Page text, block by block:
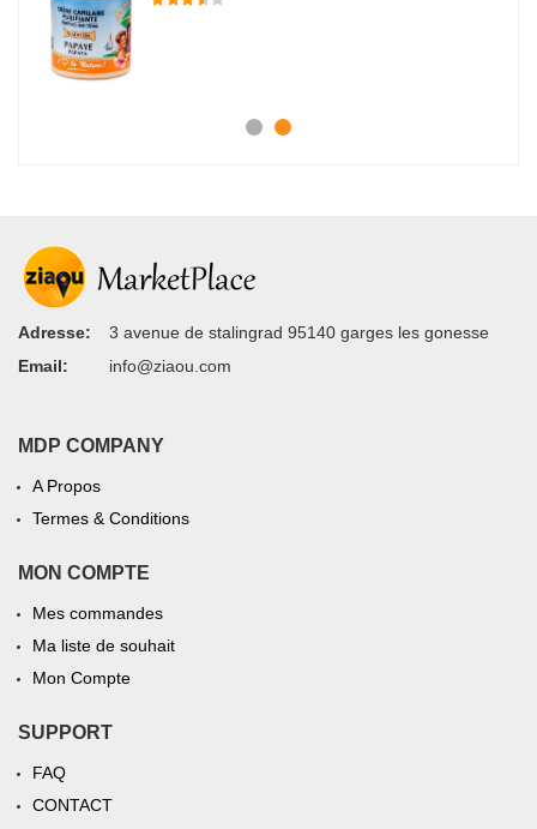
Adresse:
3 avenue de stalingrad 95140 garges les gonesse
Email:
info@ziaou.com
MDP COMPANY
A Propos
Termes & Conditions
MON COMPTE
Mes commandes
Ma liste de souhait
Mon Compte
SUPPORT
FAQ
CONTACT